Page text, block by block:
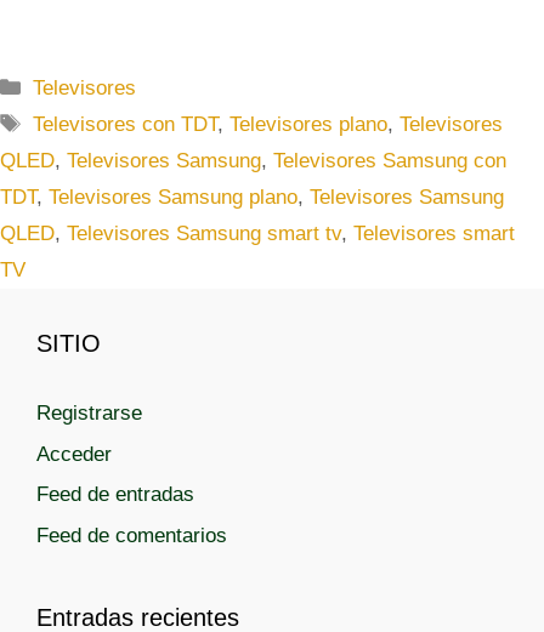
C
a
g
o
s
Televisores
E
t
q
u
a
Televisores con TDT,Televisores plano,Televisores
QLED, Televisores Samsung, Televisores Samsung con
TDT, Televisores Samsung plano, Televisores Samsung
QLED, Televisores Samsung smart tv, Televisores smart
TV
SITIO
Registrarse
Acceder
Feed de entradas
Feed de comentarios
Entradas recientes